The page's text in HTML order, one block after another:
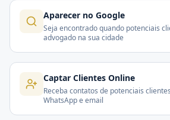
Aparecer no Google
Seja encontrado quando potenciais
advogado na sua cidade
Captar Clientes Online
Receba contatos de potenciais
WhatsApp e email